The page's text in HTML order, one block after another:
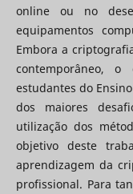
online ou no
equipamentos
Embora a
contemporâneo,
estudantes do
dos maiores
utilização dos
objetivo deste
aprendizagem da
profissional. Para